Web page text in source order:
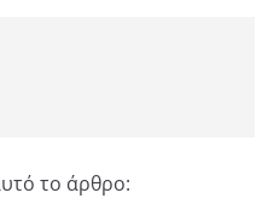
το άρθρο: